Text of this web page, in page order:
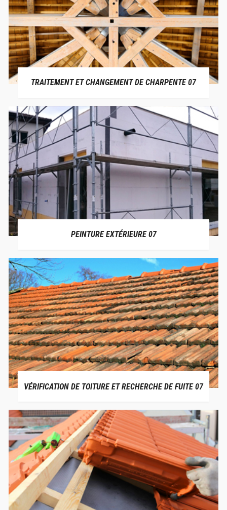
TRAITEMENT ET CHANGEMENT DE CHARPENTE 07
PEINTURE EXTÉRIEURE 07
VÉRIFICATION DE TOITURE ET RECHERCHE DE FUITE 07